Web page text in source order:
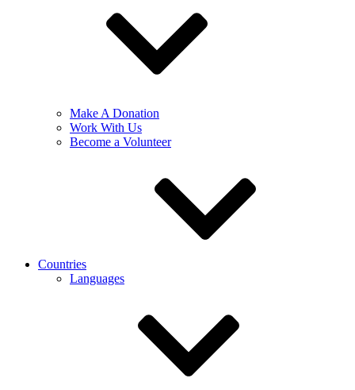
Make A Donation
Work With Us
Become a Volunteer
Countries
Languages